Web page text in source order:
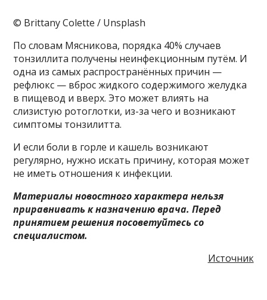
© Brittany Colette / Unsplash
По словам Мясникова, порядка 40% случаев
тонзиллита получены неинфекционным путём. И
одна из самых распространённых причин —
рефлюкс — вброс жидкого содержимого желудка
в пищевод и вверх. Это может влиять на
слизистую ротоглотки, из-за чего и возникают
симптомы тонзилитта.
И если боли в горле и кашель возникают
регулярно, нужно искать причину, которая может
не иметь отношения к инфекции.
Материалы новостного характера нельзя
приравнивать к назначению врача. Перед
принятием решения посоветуйтесь со
специалистом.
Источник